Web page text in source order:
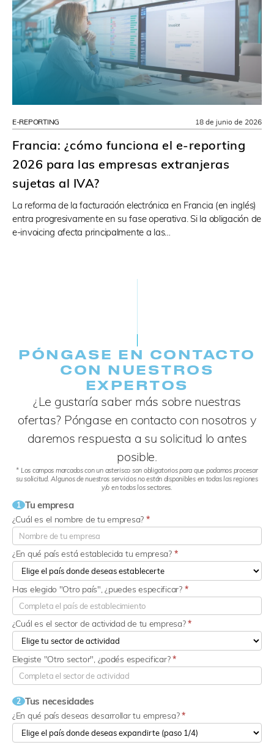
E-REPORTING
Francia: ¿cómo funciona el e-reporting
2026 para las empresas extranjeras
sujetas al IVA?
La reforma de la facturación electrónica en Francia (en inglés)
entra progresivamente en su fase operativa. Si la obligación de
e-invoicing afecta principalmente a las…
18 de junio de 2026
PÓNGASE EN CONTACTO
CON NUESTROS
EXPERTOS
¿Le gustaría saber más sobre nuestras
ofertas? Póngase en contacto con nosotros y
daremos respuesta a su solicitud lo antes
posible.
* Los campos marcados con un asterisco son obligatorios para que podamos procesar
su solicitud. Algunos de nuestros servicios no están disponibles en todas las regiones
y/o en todos los sectores.
1 Tu empresa
¿Cuál es el nombre de tu empresa? *
¿En qué país está establecida tu empresa? *
¿Cuál es el sector de actividad de tu empresa?*
Has elegido "Otro país", ¿puedes especificar? *
Elegiste "Otro sector", ¿podés especificar?*
2 Tus necesidades
¿En qué país deseas desarrollar tu empresa?*